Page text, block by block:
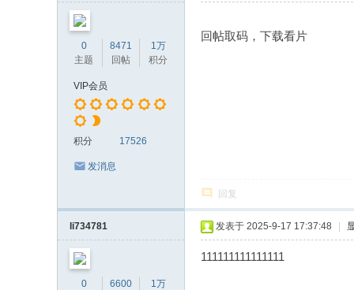
0
主题
8471
回帖
1万
积分
VIP会员
积分 17526
发消息
回帖取码，下载看片
回复
li734781
0
6600
1万
发表于 2025-9-17 17:37:48
111111111111111